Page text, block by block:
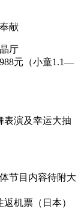
献
厅
元（小童1.1—
表演及幸运大抽
节目内容待附大
机票（日本）